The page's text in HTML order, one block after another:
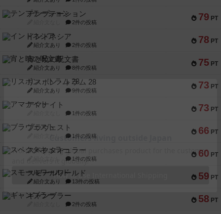
79 PT
テンプテーション
2件の投稿
78 PT
インドネシア
紹介文あり 2件の投稿
75 PT
宵と暁の呪文書
紹介文あり 8件の投稿
73 PT
リスボン・トラム 28
紹介文あり 9件の投稿
73 PT
アマナイト
1件の投稿
66 PT
ブラヴェスト
1件の投稿
60 PT
スペクタキュラー
1件の投稿
59 PT
スモールワールド
紹介文あり 13件の投稿
58 PT
ギャンブラー
2件の投稿